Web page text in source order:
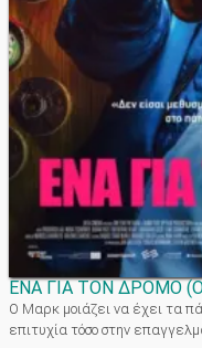
ΕΝΑ ΓΙΑ ΤΟΝ ΔΡΟΜΟ(
Ο Μαρκ μοιάζει να έχει τα
επιτυχία τόσο στην